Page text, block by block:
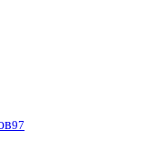
97